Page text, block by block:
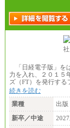
「日経電子版」を
力を入れ、２０１５
ズ（FT）を発行す
続きを読む
業種
出
新卒／中途